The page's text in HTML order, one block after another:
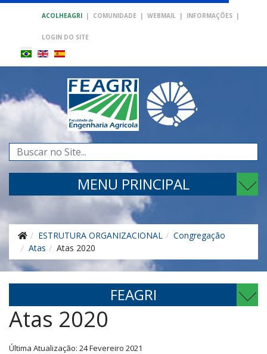
ACOLHEAGRI | COMUNIDADE | WEBMAIL | INFORMAÇÕES |
LOGIN DO SITE
Pesquisar...
MENU PRINCIPAL
ESTRUTURA ORGANIZACIONAL
Congregação
Atas
Atas 2020
FEAGRI
Atas 2020
Última Atualização: 24 Fevereiro 2021